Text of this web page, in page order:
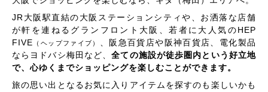
JR大阪駅直結の大阪ステーションシティや、お洒落な店舗
が軒を連ねるグランフロント大阪、若者に大人気のHEP
FIVE （ヘップファイブ）
、阪急百貨店や阪神百貨店、電化製品
ならヨドバシ梅田など、全ての施設が徒歩圏内という好立地
で、心ゆくまでショッピングを楽しむことができます。
旅の思い出となるお気に入りアイテムを探すのも楽しいかも